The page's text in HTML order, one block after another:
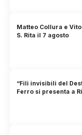
Matteo Collura e
S. Rita il 7 agosto
“Fili invisibili del
Ferro si presenta a